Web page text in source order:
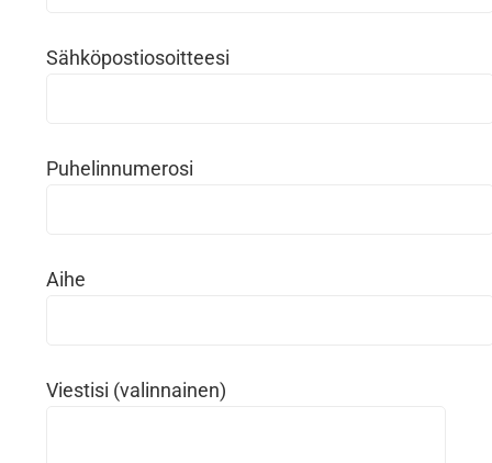
Sähköpostiosoitteesi
Puhelinnumerosi
Aihe
Viestisi (valinnainen)